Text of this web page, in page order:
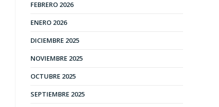
FEBRERO 2026
ENERO 2026
DICIEMBRE 2025
NOVIEMBRE 2025
OCTUBRE 2025
SEPTIEMBRE 2025